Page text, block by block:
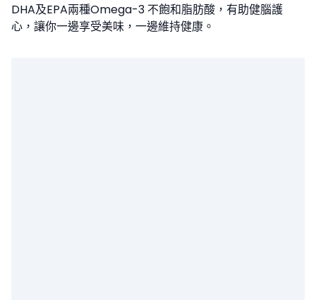
DHA及EPA兩種Omega-3 不飽和脂肪酸，有助健腦護
心，讓你一邊享受美味，一邊維持健康。